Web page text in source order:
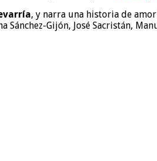
, y narra una historia de
Gijón, José Sacristán,